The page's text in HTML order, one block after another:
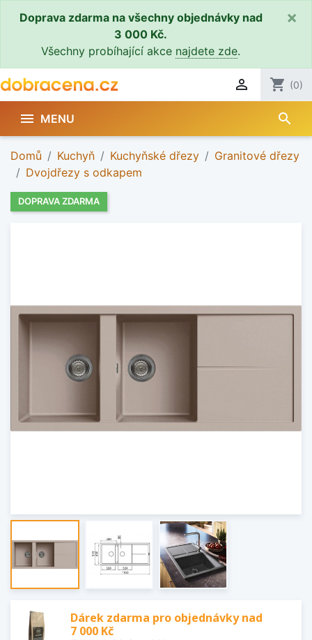
Doprava zdarma na všechny objednávky nad
3 000 Kč.
Všechny probíhající akce najdete zde.
×
 shopping_cart (0)
 MENU search
Domů Kuchyň Kuchyňské dřezy
Granitové dřezy
Dvojdřezy s odkapem
DOPRAVA ZDARMA
Dárek zdarma pro objednávky nad
7 000 Kč